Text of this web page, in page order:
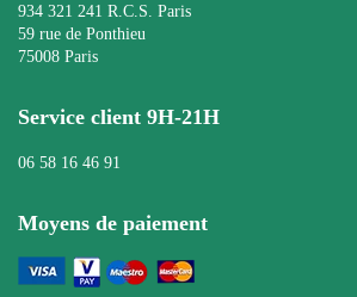
934 321 241 R.C.S. Paris
59 rue de Ponthieu
75008 Paris
Service client 9H-21H
06 58 16 46 91
Moyens de paiement